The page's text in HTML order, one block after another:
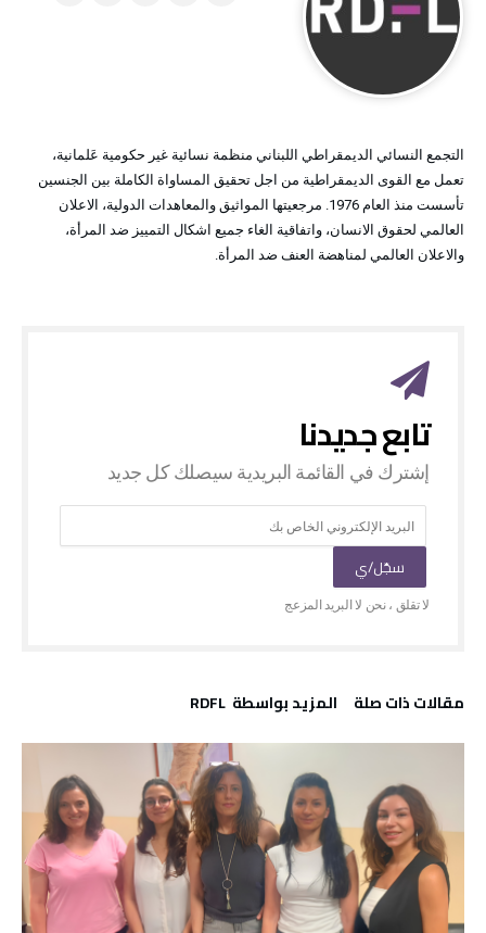
التجمع النسائي الديمقراطي اللبناني منظمة نسائية غير حكومية عَلمانية،
تعمل مع القوى الديمقراطية من اجل تحقيق المساواة الكاملة بين الجنسين
تأسست منذ العام 1976. مرجعيتها المواثيق والمعاهدات الدولية، الاعلان
العالمي لحقوق الانسان، واتفاقية الغاء جميع اشكال التمييز ضد المرأة،
والاعلان العالمي لمناهضة العنف ضد المرأة.
‫مقالات ذات صلة‬ ‫‫المزيد بواسطة‬ ‬ RDFL